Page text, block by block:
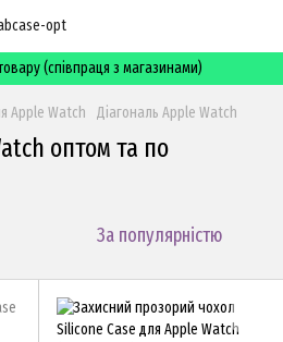
(співпраця з магазинами)
Apple Watch Діагональ Apple Watch
оптом та по
За популярністю